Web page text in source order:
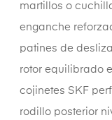
martillos o
enganche
patines de
rotor equilibrado
cojinetes SKF
rodillo posterior